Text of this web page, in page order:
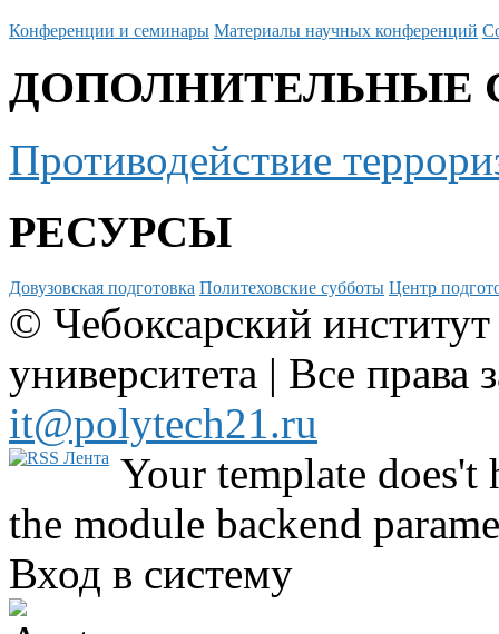
Конференции и семинары Материалы научных конференций
ДОПОЛНИТЕЛЬНЫЕ
Противодействие
РЕСУРСЫ
Довузовская подготовка Политеховские субботы Центр
© Чебоксарский
университета | Все
it@polytech21.ru
Your template
the module backend
Вход в систему